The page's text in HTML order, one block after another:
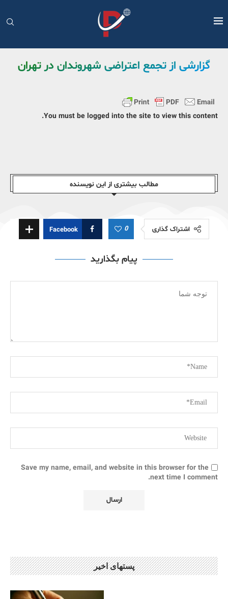
گزارشی از تجمع اعتراضی شهروندان در تهران
You must be logged into the site to view this content.
مطالب بیشتری از این نویسندە
اشتراک گذاری 0
Facebook
پیام بگذارید
Save my name, email, and website in this browser for the
next time I comment.
پستهای اخیر